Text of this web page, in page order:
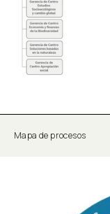
Mapa de procesos